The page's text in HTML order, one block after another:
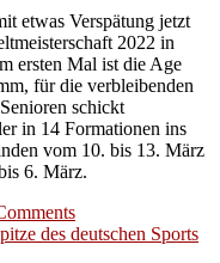
etwas Verspätung jetzt
2022 in
ersten Mal ist die Age
für die verbleibenden
schickt
in 14 Formationen ins
vom 10. bis 13. März
6. März.